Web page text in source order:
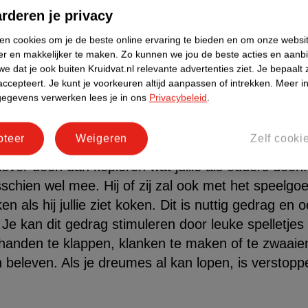
en moeilijk zijn om nee te zeggen tegen je
het nog niet aan de consequentie van ‘het
met de kat aan zijn staart te trekken of de
ons: haal je kleintje weg uit de situatie en leid
je baby wat ouder is, zal hij of zij je ‘nee’ vanzelf
doen dan kopiëren wat jullie als ouders
wel mee. Hij of zij zal ook met het
als hij jullie ziet koken. Dit is nuttig gedrag en
kan dit gedrag stimuleren door leuke
te klappen, klanken te maken of te
beleven. Als je dreumes al kan lopen, is
je privacy
cookies om je de beste online ervaring te bieden en om onze
en makkelijker te maken. Zo kunnen we jou de beste acties en
dat je ook buiten Kruidvat.nl relevante advertenties ziet. Je bepaalt
Je kunt je voorkeuren altijd aanpassen of intrekken. Meer
verwerken lees je in ons Privacybeleid.
Zelf
Weigeren